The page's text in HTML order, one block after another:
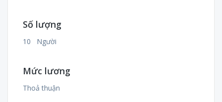
Số lượng
10 Người
Mức lương
Thoả thuận